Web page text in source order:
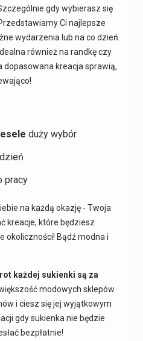
gdy wybierasz się
Ci najlepsze
wydarzenia lub na co dzień.
również na randkę czy
kreacja sprawią,
duży wybór
pracy
na każdą okazję - Twoja
kreacje, które będziesz
okoliczności! Bądź modna i
każdej sukienki są za
modowych sklepów
i ciesz się jej wyjątkowym
gdy sukienka nie będzie
bezpłatnie!